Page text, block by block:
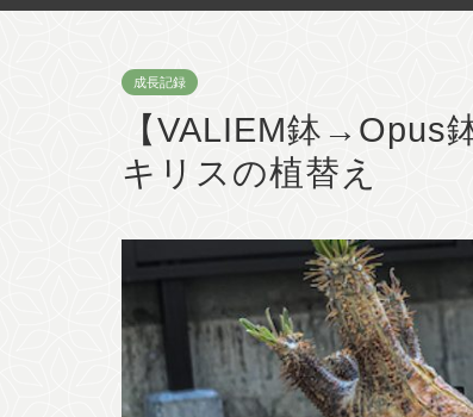
成長記録
【VALIEM鉢→Opus
キリスの植替え